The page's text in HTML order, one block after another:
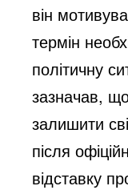
він
термін
політичну
зазначав,
залишити
після
відставку